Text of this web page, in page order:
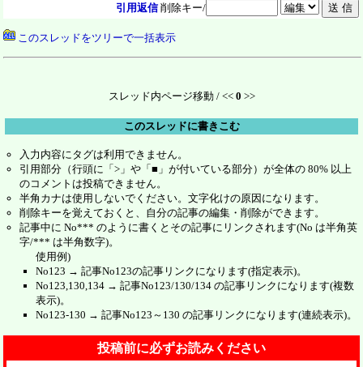
引用返信 削除キー/
このスレッドをツリーで一括表示
スレッド内ページ移動 / << 0 >>
このスレッドに書きこむ
入力内容にタグは利用できません。
引用部分（行頭に「>」や「■」が付いている部分）が全体の 80% 以上
のコメントは投稿できません。
半角カナは使用しないでください。文字化けの原因になります。
削除キーを覚えておくと、自分の記事の編集・削除ができます。
記事中に No*** のように書くとその記事にリンクされます(No は半角英
字/*** は半角数字)。
使用例)
No123 → 記事No123の記事リンクになります(指定表示)。
No123,130,134 → 記事No123/130/134 の記事リンクになります(複数
表示)。
No123-130 → 記事No123～130 の記事リンクになります(連続表示)。
投稿前に必ずお読みください